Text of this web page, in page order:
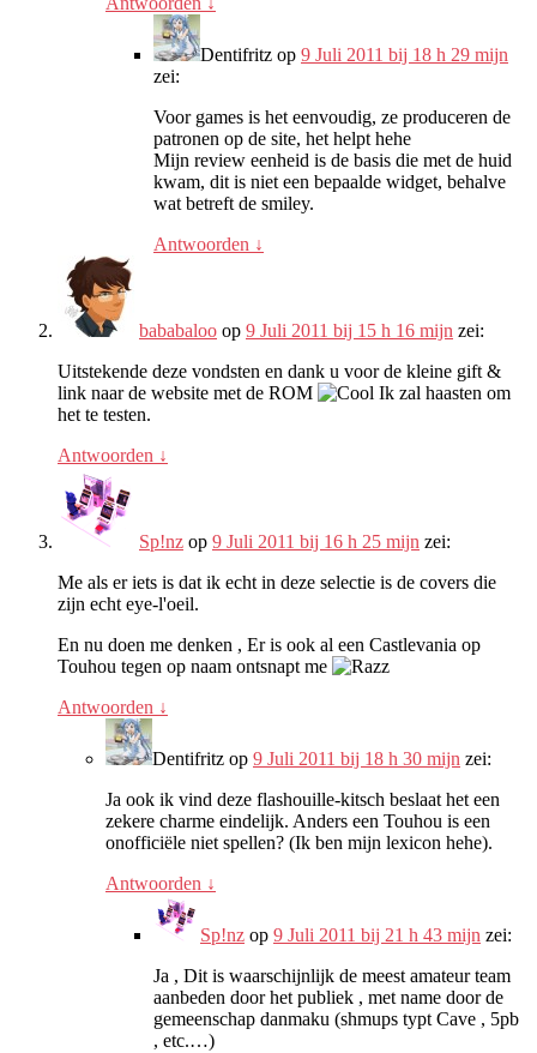
Dentifritz op 9 Juli 2011 bij 18 h 29 mijn
zei:
Voor games is het eenvoudig, ze produceren de
patronen op de site, het helpt hehe
Mijn review eenheid is de basis die met de huid
kwam, dit is niet een bepaalde widget, behalve
wat betreft de smiley.
Antwoorden ↓
bababaloo op 9 Juli 2011 bij 15 h 16 mijn zei:
Uitstekende deze vondsten en dank u voor de kleine gift &
link naar de website met de ROM
Ik zal haasten om
het te testen.
Antwoorden ↓
Sp!nz op 9 Juli 2011 bij 16 h 25 mijn zei:
Me als er iets is dat ik echt in deze selectie is de covers die
zijn echt eye-l'oeil.
En nu doen me denken , Er is ook al een Castlevania op
Touhou tegen op naam ontsnapt me
Antwoorden ↓
Dentifritz op 9 Juli 2011 bij 18 h 30 mijn zei:
Ja ook ik vind deze flashouille-kitsch beslaat het een
zekere charme eindelijk. Anders een Touhou is een
onofficiële niet spellen? (Ik ben mijn lexicon hehe).
Antwoorden ↓
Sp!nz op 9 Juli 2011 bij 21 h 43 mijn zei:
Ja , Dit is waarschijnlijk de meest amateur team
aanbeden door het publiek , met name door de
gemeenschap danmaku (shmups typt Cave , 5pb
, etc.…)